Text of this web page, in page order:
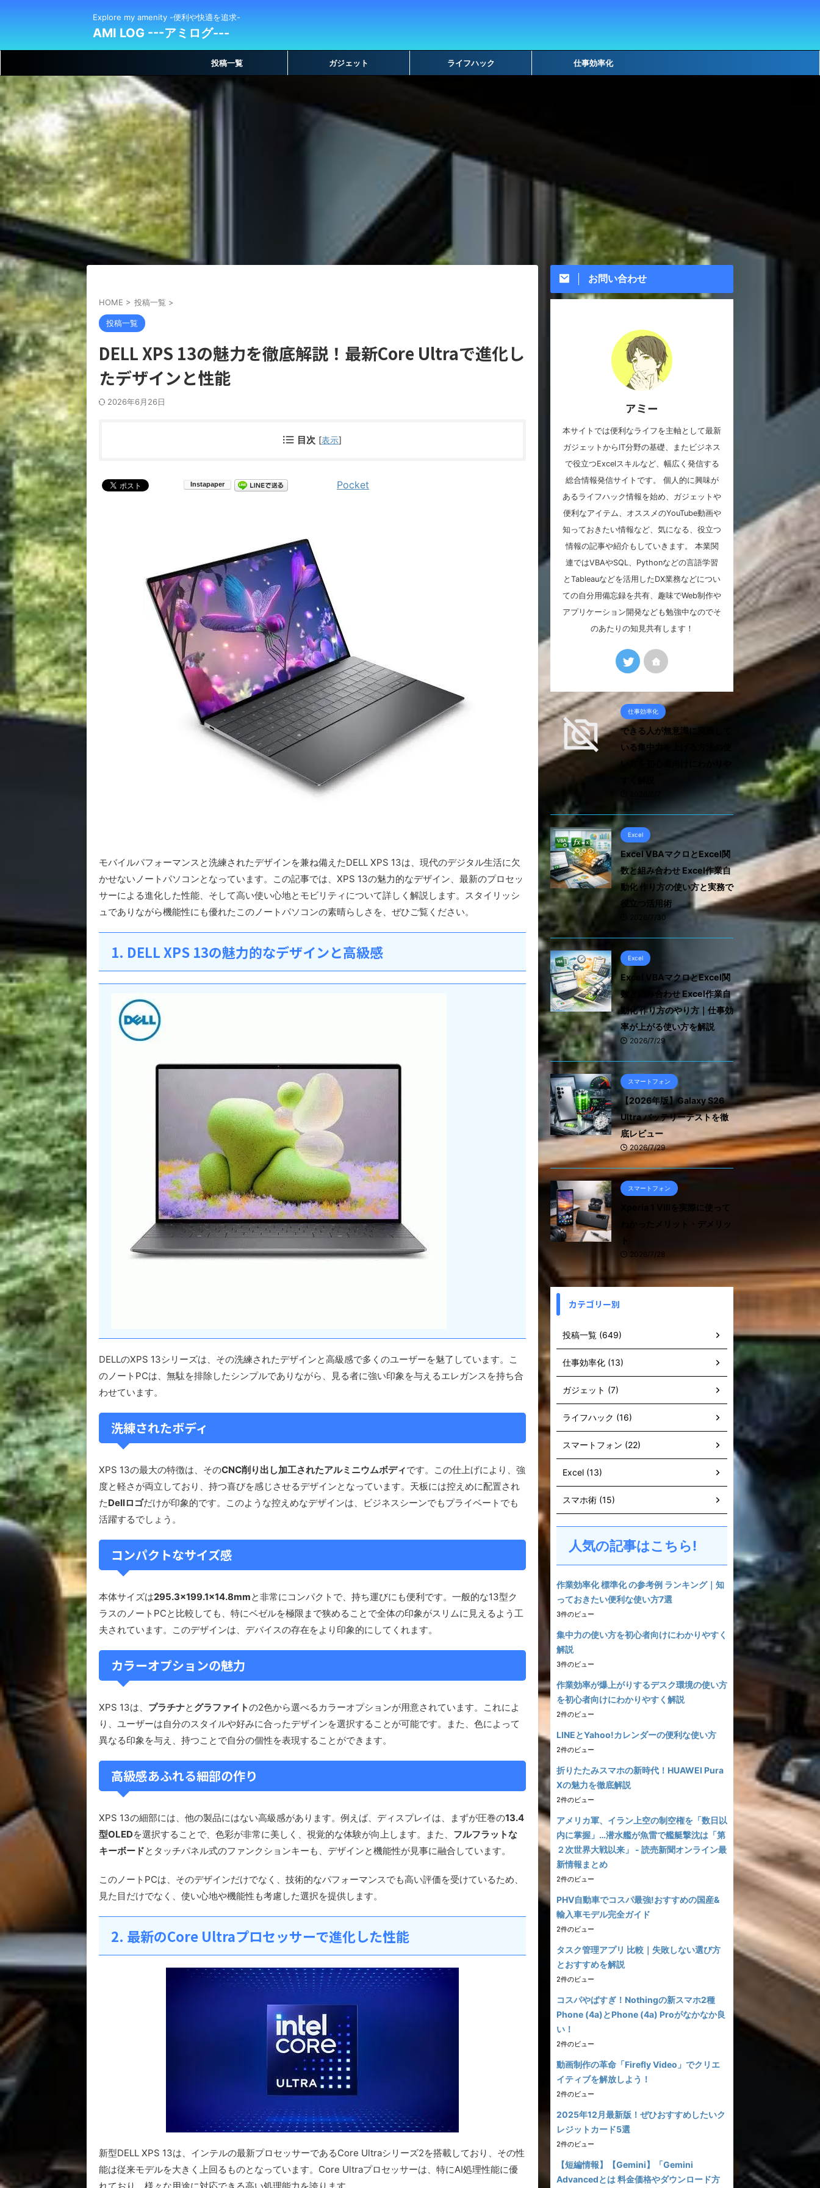
Explore my amenity -便利や快適を追求-
AMI LOG ---アミログ---
投稿一覧 ガジェット ライフハック 仕事効率化
HOME > 投稿一覧 >
投稿一覧
DELL XPS 13の魅力を徹底解説！最新Core Ultraで進化し
たデザインと性能
2026年6月26日
目次 [表示]
Pocket
モバイルパフォーマンスと洗練されたデザインを兼ね備えたDELL XPS 13は、現代のデジタル生活に欠
かせないノートパソコンとなっています。この記事では、XPS 13の魅力的なデザイン、最新のプロセッ
サーによる進化した性能、そして高い使い心地とモビリティについて詳しく解説します。スタイリッシ
ュでありながら機能性にも優れたこのノートパソコンの素晴らしさを、ぜひご覧ください。
1. DELL XPS 13の魅力的なデザインと高級感
DELLのXPS 13シリーズは、その洗練されたデザインと高級感で多くのユーザーを魅了しています。こ
のノートPCは、無駄を排除したシンプルでありながら、見る者に強い印象を与えるエレガンスを持ち合
わせています。
洗練されたボディ
XPS 13の最大の特徴は、そのCNC削り出し加工されたアルミニウムボディです。この仕上げにより、強
度と軽さが両立しており、持つ喜びを感じさせるデザインとなっています。天板には控えめに配置され
たDellロゴだけが印象的です。このような控えめなデザインは、ビジネスシーンでもプライベートでも
活躍するでしょう。
コンパクトなサイズ感
本体サイズは295.3×199.1×14.8mmと非常にコンパクトで、持ち運びにも便利です。一般的な13型ク
ラスのノートPCと比較しても、特にベゼルを極限まで狭めることで全体の印象がスリムに見えるよう工
夫されています。このデザインは、デバイスの存在をより印象的にしてくれます。
カラーオプションの魅力
XPS 13は、 プラチナと グラファイトの2色から選べるカラーオプションが用意されています。これによ
り、ユーザーは自分のスタイルや好みに合ったデザインを選択することが可能です。また、色によって
異なる印象を与え、持つことで自分の個性を表現することができます。
高級感あふれる細部の作り
XPS 13の細部には、他の製品にはない高級感があります。例えば、ディスプレイは、まずが圧巻の13.4
型OLEDを選択することで、色彩が非常に美しく、視覚的な体験が向上します。また、 フルフラットな
キーボードとタッチパネル式のファンクションキーも、デザインと機能性が見事に融合しています。
このノートPCは、そのデザインだけでなく、技術的なパフォーマンスでも高い評価を受けているため、
見た目だけでなく、使い心地や機能性も考慮した選択を提供します。
2. 最新のCore Ultraプロセッサーで進化した性能
新型DELL XPS 13は、インテルの最新プロセッサーであるCore Ultraシリーズ2を搭載しており、その性
能は従来モデルを大きく上回るものとなっています。Core Ultraプロセッサーは、特にAI処理性能に優
お問い合わせ
アミー
本サイトでは便利なライフを主軸として最新
ガジェットからIT分野の基礎、またビジネス
で役立つExcelスキルなど、幅広く発信する
総合情報発信サイトです。 個人的に興味が
あるライフハック情報を始め、ガジェットや
便利なアイテム、オススメのYouTube動画や
知っておきたい情報など、気になる、役立つ
情報の記事や紹介もしていきます。 本業関
連ではVBAやSQL、Pythonなどの言語学習
とTableauなどを活用したDX業務などについ
ての自分用備忘録を共有、趣味でWeb制作や
アプリケーション開発なども勉強中なのでそ
のあたりの知見共有します！
仕事効率化
できる人が無意識に実践して
いる集中力を上げる方法の使
い方を初心者向けにわかりや
Excel
Excel VBAマクロとExcel関
数と組み合わせ Excel作業自
動化 作り方の使い方と実務で
役立つ活用術
2026/7/30
Excel
Excel VBAマクロとExcel関
数と組み合わせ Excel作業自
動化 作り方のやり方｜仕事効
率が上がる使い方を解説
2026/7/29
スマートフォン
【2026年版】Galaxy S26
Ultra バッテリーテストを徹
底レビュー
2026/7/29
スマートフォン
Xperia 1 VIIIを実際に使って
わかったメリット・デメリッ
2026/7/28
カテゴリー別
投稿一覧 (649)
仕事効率化 (13)
ガジェット (7)
ライフハック (16)
スマートフォン (22)
Excel (13)
スマホ術 (15)
人気の記事はこちら!
作業効率化 標準化 の参考例 ランキング｜知
っておきたい便利な使い方7選
3件のビュー
集中力の使い方を初心者向けにわかりやすく
解説
3件のビュー
作業効率が爆上がりするデスク環境の使い方
を初心者向けにわかりやすく解説
2件のビュー
LINEとYahoo!カレンダーの便利な使い方
2件のビュー
折りたたみスマホの新時代！HUAWEI Pura
Xの魅力を徹底解説
2件のビュー
アメリカ軍、イラン上空の制空権を「数日以
内に掌握」…潜水艦が魚雷で艦艇撃沈は「第
２次世界大戦以来」 - 読売新聞オンライン最
新情報まとめ
2件のビュー
PHV自動車でコスパ最強!おすすめの国産&
輸入車モデル完全ガイド
2件のビュー
タスク管理アプリ 比較｜失敗しない選び方
とおすすめを解説
2件のビュー
コスパやばすぎ！Nothingの新スマホ2種
Phone (4a)とPhone (4a) Proがなかなか良
い！
2件のビュー
動画制作の革命「Firefly Video」でクリエ
イティブを解放しよう！
2件のビュー
2025年12月最新版！ぜひおすすめしたいク
レジットカード5選
2件のビュー
【短編情報】【Gemini】「Gemini
Advancedとは 料金価格やダウンロード方